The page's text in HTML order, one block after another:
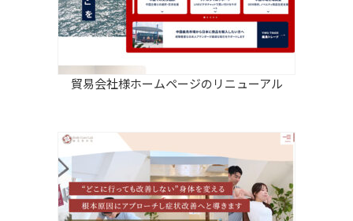
貿易会社様ホームページのリニューアル